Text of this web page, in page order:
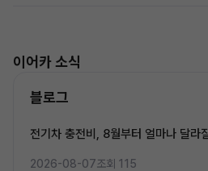
이어카 소식
블로그
전기차 충전비, 8월부터 얼마나 달라
2026-08-07조회 115